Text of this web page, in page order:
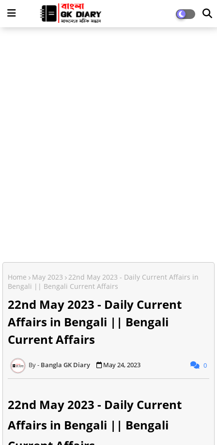
Home May 2023
22nd May 2023 - Daily Current Affairs in
Bengali || Bengali Current Affairs
22nd May 2023 - Daily Current
Affairs in Bengali || Bengali
Current Affairs
Bangla GK Diary May 24, 2023 0
22nd May 2023 - Daily Current
Affairs in Bengali || Bengali